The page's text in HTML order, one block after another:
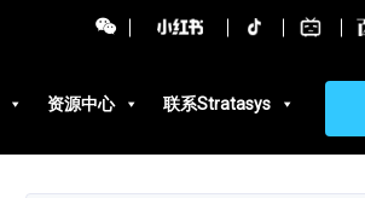
资源中心 联系Stratasys